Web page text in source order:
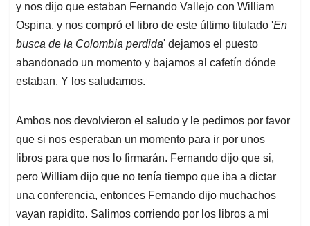
y nos dijo que estaban Fernando Vallejo con William
Ospina, y nos compró el libro de este último titulado 'En
busca de la Colombia perdida' dejamos el puesto
abandonado un momento y bajamos al cafetín dónde
estaban. Y los saludamos.
Ambos nos devolvieron el saludo y le pedimos por favor
que si nos esperaban un momento para ir por unos
libros para que nos lo firmarán. Fernando dijo que si,
pero William dijo que no tenía tiempo que iba a dictar
una conferencia, entonces Fernando dijo muchachos
vayan rapidito. Salimos corriendo por los libros a mi